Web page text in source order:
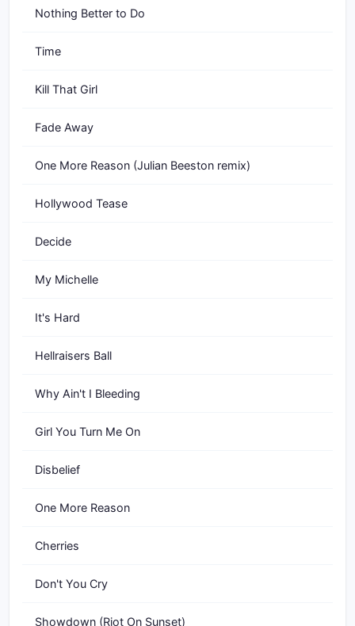
Nothing Better to Do
Time
Kill That Girl
Fade Away
One More Reason (Julian Beeston remix)
Hollywood Tease
Decide
My Michelle
It's Hard
Hellraisers Ball
Why Ain't I Bleeding
Girl You Turn Me On
Disbelief
One More Reason
Cherries
Don't You Cry
Showdown (Riot On Sunset)